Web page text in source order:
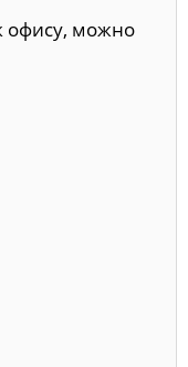
офису, можно